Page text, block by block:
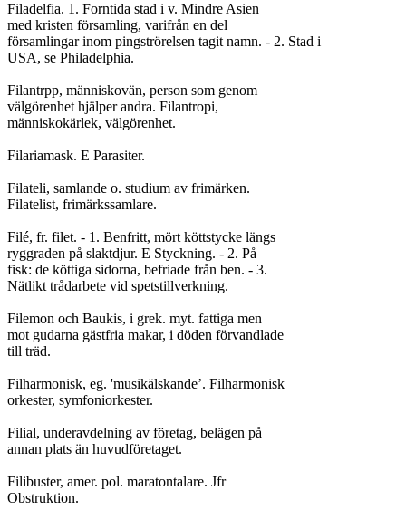
Filadelfia. 1. Forntida stad i v. Mindre Asien
med kristen församling, varifrån en del
församlingar inom pingströrelsen tagit namn. - 2. Stad i
USA, se Philadelphia.
Filantrpp, människovän, person som genom
välgörenhet hjälper andra. Filantropi,
människokärlek, välgörenhet.
Filariamask. E Parasiter.
Filateli, samlande o. studium av frimärken.
Filatelist, frimärkssamlare.
Filé, fr. filet. - 1. Benfritt, mört köttstycke längs
ryggraden på slaktdjur. E Styckning. - 2. På
fisk: de köttiga sidorna, befriade från ben. - 3.
Nätlikt trådarbete vid spetstillverkning.
Filemon och Baukis, i grek. myt. fattiga men
mot gudarna gästfria makar, i döden förvandlade
till träd.
Filharmonisk, eg. 'musikälskande’. Filharmonisk
orkester, symfoniorkester.
Filial, underavdelning av företag, belägen på
annan plats än huvudföretaget.
Filibuster, amer. pol. maratontalare. Jfr
Obstruktion.